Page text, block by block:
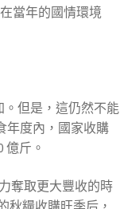
當年的國情環境
。但是，這仍然不能
年度內，國家收購
億斤。
奪取更大豐收的時
秋糧收購旺季后，